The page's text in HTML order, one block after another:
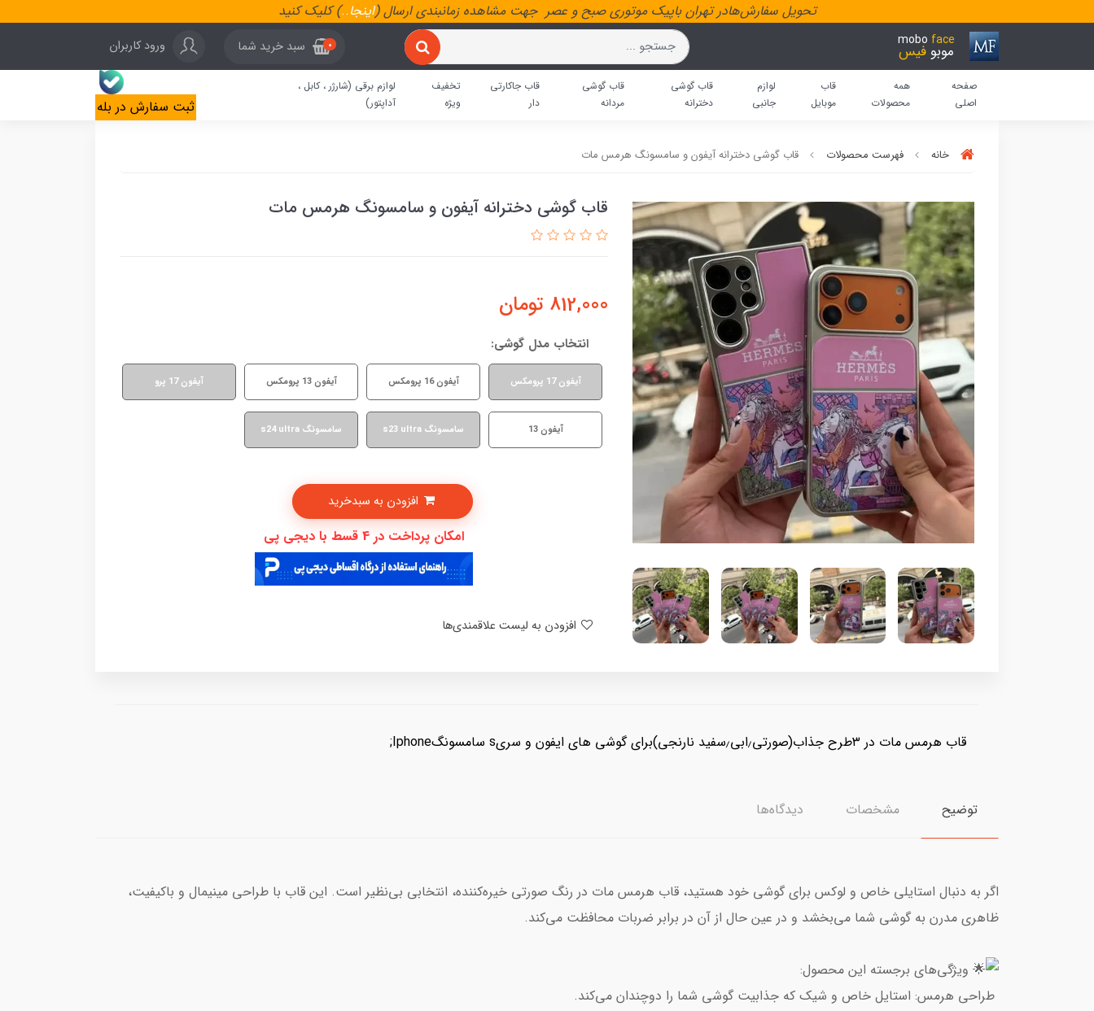
تحویل سفارش‌هادر تهران باپیک موتوری صبح و عصر جهت مشاهده زمانبندی ارسال (اینجا..) کلیک کنید
mobo face
موبو فیس 0 سبد خرید شما ورود کاربران
صفحه
اصلی
همه
محصولات
قاب
موبایل
لوازم
جانبی
قاب گوشی
دخترانه
قاب گوشی
مردانه
قاب جاکارتی
دار
تخفیف
ویژه
لوازم برقی (شارژر ، کابل ،
آداپتور)
ثبت سفارش در بله
خانه فهرست محصولات قاب گوشی دخترانه آیفون و سامسونگ هرمس مات
قاب گوشی دخترانه آیفون و سامسونگ هرمس مات
812,000 تومان
انتخاب مدل گوشی:
آیفون 17 پرومکس آیفون 16 پرومکس آیفون 13 پرومکس آیفون 17 پرو
آیفون 13 سامسونگ s23 ultra سامسونگ s24 ultra
امکان پرداخت در 4 قسط با دیجی پی
قاب هرمس مات در ۳طرح جذاب(صورتی٫ابی٫سفید نارنجی)برای گوشی های ایفون و سریs سامسونگIphone;
توضیح مشخصات دیدگاه‌ها
اگر به دنبال استایلی خاص و لوکس برای گوشی خود هستید، قاب هرمس مات در رنگ صورتی خیره‌کننده، انتخابی بی‌نظیر است. این قاب با طراحی مینیمال و باکیفیت،
ظاهری مدرن به گوشی شما می‌بخشد و در عین حال از آن در برابر ضربات محافظت می‌کند.
ویژگی‌های برجسته این محصول:
طراحی هرمس: استایل خاص و شیک که جذابیت گوشی شما را دوچندان می‌کند.